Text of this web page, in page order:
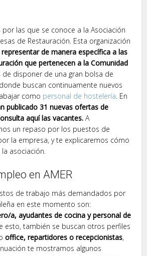
por las que se conoce a la Asociación
de Restauración. Esta organización
representar de manera específica a las
que pertenecen a la Comunidad
de disponer de una gran bolsa de
buscan continuamente nuevos
como personal de hostelería . En
publicado 31 nuevas ofertas de
aquí las vacantes. A
un repaso por los puestos de
la empresa, y te explicaremos cómo
asociación.
en AMER
de trabajo más demandados por
en este momento son:
a, ayudantes de cocina y personal de
esto, también se buscan otros perfiles
office, repartidores o recepcionistas,
te mostramos algunos